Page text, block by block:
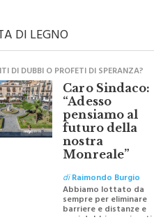
DI LEGNO
DI DUBBI O PROFETI DI SPERANZA?
Caro Sindaco:
“Adesso
pensiamo al
futuro della
nostra
Monreale”
diRaimondo Burgio
Abbiamo lottato da
sempre per eliminare
barriere e distanze e
oggi dobbiamo ripartire